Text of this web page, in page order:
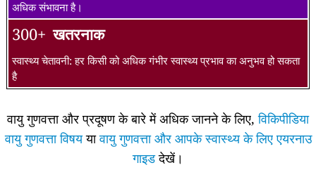
अधिक संभावना है।
300+ खतरनाक
स्वास्थ्य चेतावनी: हर किसी को अधिक गंभीर स्वास्थ्य प्रभाव का अनुभव हो सकता
है
वायु गुणवत्ता और प्रदूषण के बारे में अधिक जानने के लिए,विकिपीडिया
वायु गुणवत्ता विषययावायु गुणवत्ता और आपके स्वास्थ्य के लिए एयरनाउ
गाइडदेखें।